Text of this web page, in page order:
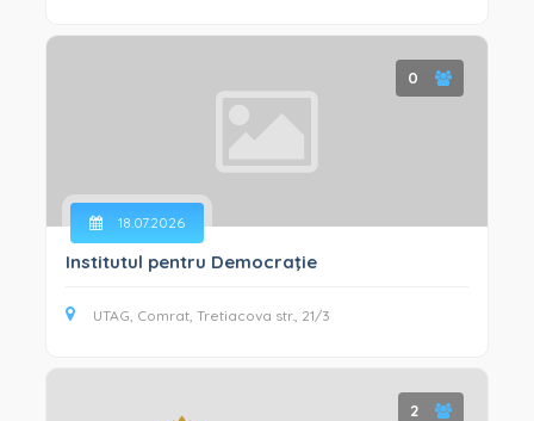
0
18.07.2026
Institutul pentru Democraţie
UTAG, Comrat, Tretiacova str., 21/3
2